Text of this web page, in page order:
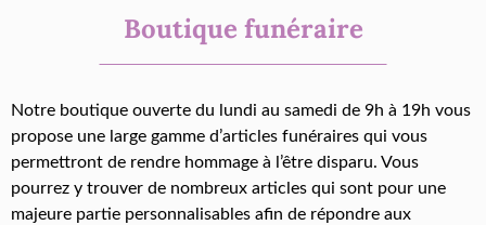
Boutique funéraire
Notre boutique ouverte du lundi au samedi de 9h à 19h vous
propose une large gamme d’articles funéraires qui vous
permettront de rendre hommage à l’être disparu. Vous
pourrez y trouver de nombreux articles qui sont pour une
majeure partie personnalisables afin de répondre aux